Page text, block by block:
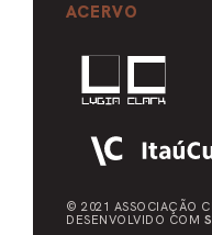
ACERVO
© 2021 ASSOCIAÇÃO
DESENVOLVIDO COM